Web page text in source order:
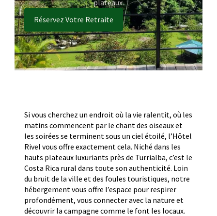
plateaux.
Réservez Votre Retraite
Si vous cherchez un endroit où la vie ralentit, où les
matins commencent par le chant des oiseaux et
les soirées se terminent sous un ciel étoilé, l’Hôtel
Rivel vous offre exactement cela. Niché dans les
hauts plateaux luxuriants près de Turrialba, c’est le
Costa Rica rural dans toute son authenticité. Loin
du bruit de la ville et des foules touristiques, notre
hébergement vous offre l’espace pour respirer
profondément, vous connecter avec la nature et
découvrir la campagne comme le font les locaux.